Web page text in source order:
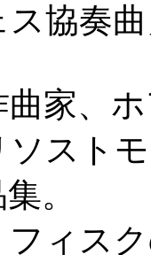
ス協奏
家、ホ
スト
。
ィス